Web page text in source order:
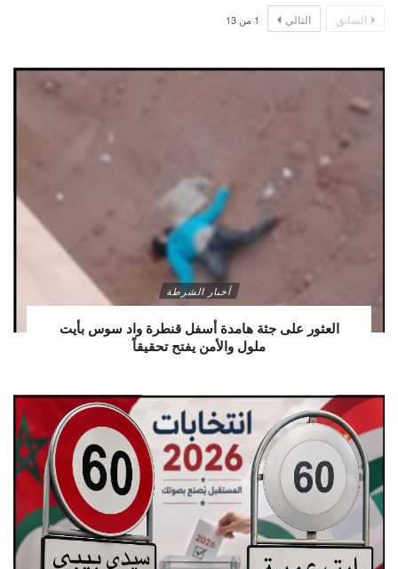
السابق التالي 1 من 13
أخبار الشرطة
العثور على جثة هامدة أسفل قنطرة واد سوس بأيت
ملول والأمن يفتح تحقيقاً